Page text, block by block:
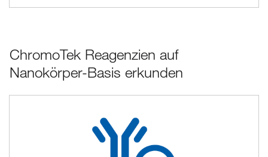
ChromoTek Reagenzien auf
Nanokörper-Basis erkunden